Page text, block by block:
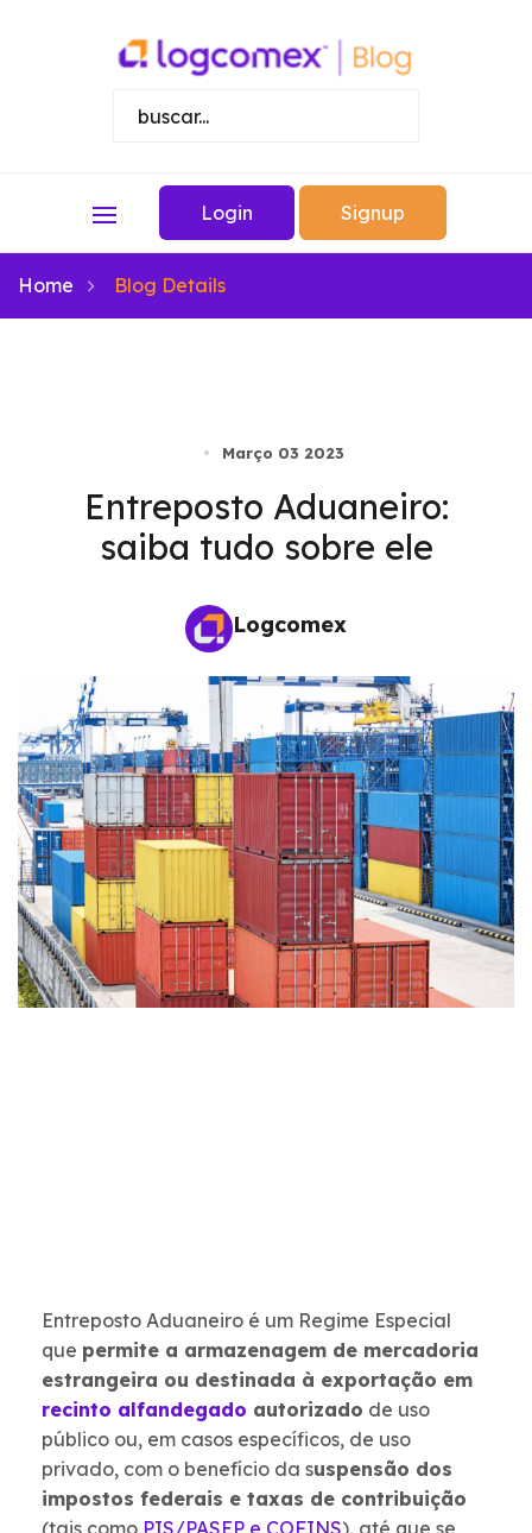
Login Signup
Home Blog Details
Março 03 2023
Entreposto Aduaneiro:
saiba tudo sobre ele
Logcomex
Entreposto Aduaneiro é um Regime Especial
que permite a armazenagem de mercadoria
estrangeira ou destinada à exportação em
recinto alfandegado autorizado de uso
público ou, em casos específicos, de uso
privado, com o benefício da suspensão dos
impostos federais e taxas de contribuição